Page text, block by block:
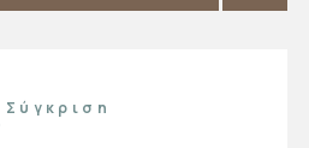
Σύγκριση